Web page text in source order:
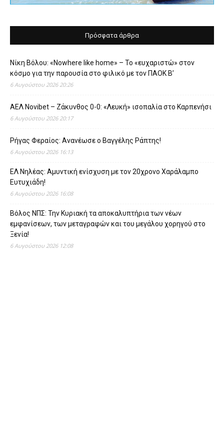
Πρόσφατα άρθρα
Νίκη Βόλου: «Nowhere like home» – Το «ευχαριστώ» στον
κόσμο για την παρουσία στο φιλικό με τον ΠΑΟΚ Β’
6 Αυγούστου 2026 20:26
ΑΕΛ Novibet – Ζάκυνθος 0-0: «Λευκή» ισοπαλία στο Καρπενήσι
6 Αυγούστου 2026 20:17
Ρήγας Φεραίος: Ανανέωσε ο Βαγγέλης Ράπτης!
6 Αυγούστου 2026 16:13
ΕΛ Νηλέας: Αμυντική ενίσχυση με τον 20χρονο Χαράλαμπο
Ευτυχιάδη!
6 Αυγούστου 2026 16:08
Βόλος ΝΠΣ: Την Κυριακή τα αποκαλυπτήρια των νέων
εμφανίσεων, των μεταγραφών και του μεγάλου χορηγού στο
Ξενία!
6 Αυγούστου 2026 12:08